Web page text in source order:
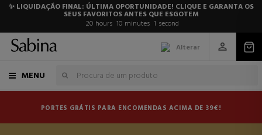
✨ LIQUIDAÇÃO FINAL: ÚLTIMA OPORTUNIDADE! CLIQUE E GARANTA OS
SEUS FAVORITOS ANTES QUE ESGOTEM
20 hours 10 minutes 0 seconds
Alterar
MENU
PORTES GRÁTIS PARA ENCOMENDAS ACIMA DE 39€!